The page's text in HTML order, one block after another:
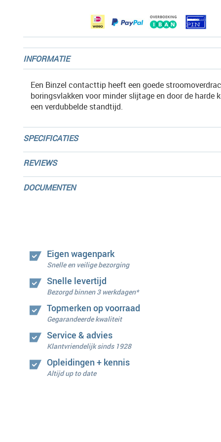
INFORMATIE
Een Binzel contacttip heeft een goede
boringsvlakken voor minder slijtage en door de harde
een verdubbelde standtijd.
SPECIFICATIES
REVIEWS
DOCUMENTEN
Eigen wagenpark
Snelle en veilige bezorging
Snelle levertijd
Bezorgd binnen 3 werkdagen*
Topmerken op voorraad
Gegarandeerde kwaliteit
Service & advies
Klantvriendelijk sinds 1928
Opleidingen + kennis
Altijd up to date